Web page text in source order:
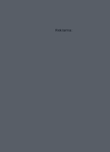
Reklama: